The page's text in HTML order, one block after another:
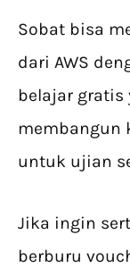
Sobat bisa
dari AWS
belajar gratis
membangun
untuk ujian
Jika ingin
berburu